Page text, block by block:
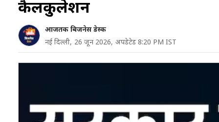
कैलकुलेशन
आजतक बिजनेस डेस्क
नई दिल्ली, 26 जून 2026, अपडेटेड 8:20 PM IST